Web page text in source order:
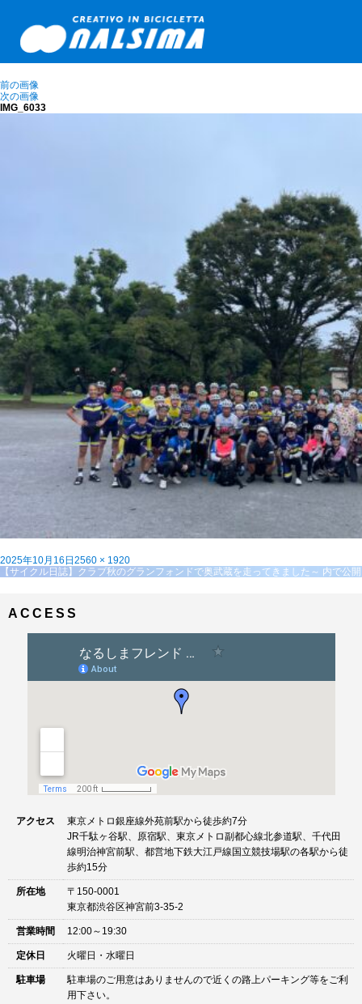
前の画像
次の画像
IMG_6033
投
稿
2025年10月16日 フ
ル
2560 × 1920
投
ゲ
【サイクル日誌】クラブ秋のグランフォンドで奥武蔵を走ってきました～ 内で公開
ACCESS
アクセス
東京メトロ銀座線外苑前駅から徒歩約7分
JR千駄ヶ谷駅、原宿駅、東京メトロ副都心線北参道駅、千代田
線明治神宮前駅、都営地下鉄大江戸線国立競技場駅の各駅から徒
歩約15分
所在地
〒150-0001
東京都渋谷区神宮前3-35-2
営業時間 12:00～19:30
定休日 火曜日・水曜日
駐車場
駐車場のご用意はありませんので近くの路上パーキング等をご利
用下さい。